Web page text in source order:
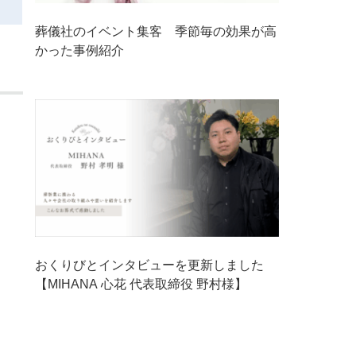
葬儀社のイベント集客 季節毎の効果が高
かった事例紹介
おくりびとインタビューを更新しました
【MIHANA 心花 代表取締役 野村様】